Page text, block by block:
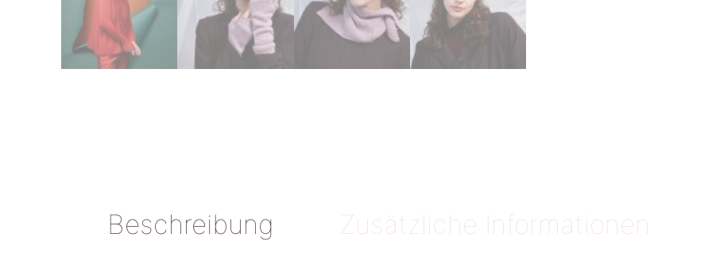
Beschreibung Zusätzliche Informationen